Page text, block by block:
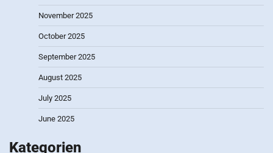
November 2025
October 2025
September 2025
August 2025
July 2025
June 2025
Kategorien